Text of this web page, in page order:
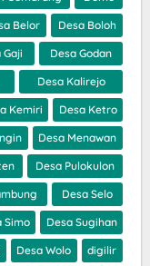
Belor Desa Boloh
Gaji Desa Godan
Desa Kalirejo
Kemiri Desa Ketro
Desa Menawan
Desa Pulokulon
Desa Selo
Simo Desa Sugihan
Desa Wolo digilir